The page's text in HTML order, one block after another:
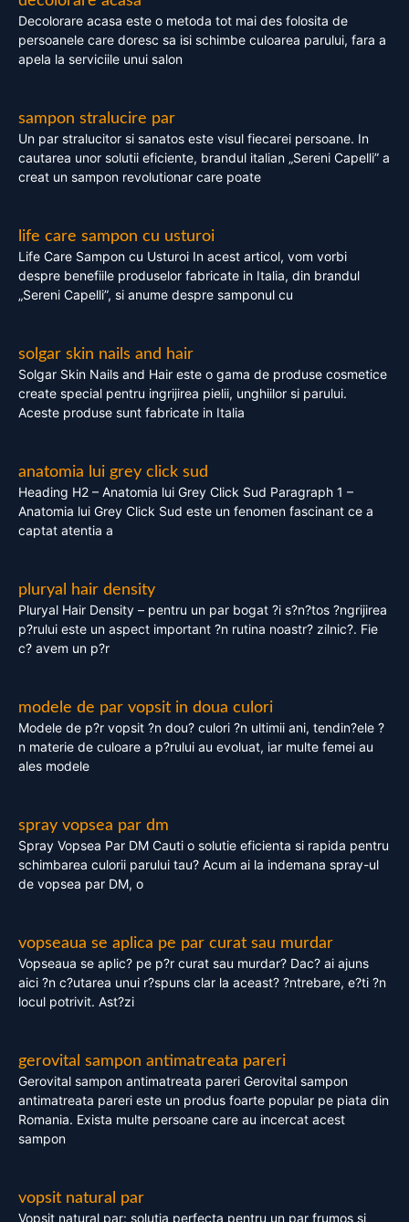
Decolorare acasa este o metoda tot mai des folosita de
persoanele care doresc sa isi schimbe culoarea parului, fara a
apela la serviciile unui salon
sampon stralucire par
Un par stralucitor si sanatos este visul fiecarei persoane. In
cautarea unor solutii eficiente, brandul italian „Sereni Capelli” a
creat un sampon revolutionar care poate
life care sampon cu usturoi
Life Care Sampon cu Usturoi In acest articol, vom vorbi
despre benefiile produselor fabricate in Italia, din brandul
„Sereni Capelli”, si anume despre samponul cu
solgar skin nails and hair
Solgar Skin Nails and Hair este o gama de produse cosmetice
create special pentru ingrijirea pielii, unghiilor si parului.
Aceste produse sunt fabricate in Italia
anatomia lui grey click sud
Heading H2 – Anatomia lui Grey Click Sud Paragraph 1 –
Anatomia lui Grey Click Sud este un fenomen fascinant ce a
captat atentia a
pluryal hair density
Pluryal Hair Density – pentru un par bogat ?i s?n?tos ?ngrijirea
p?rului este un aspect important ?n rutina noastr? zilnic?. Fie
c? avem un p?r
modele de par vopsit in doua culori
Modele de p?r vopsit ?n dou? culori ?n ultimii ani, tendin?ele ?
n materie de culoare a p?rului au evoluat, iar multe femei au
ales modele
spray vopsea par dm
Spray Vopsea Par DM Cauti o solutie eficienta si rapida pentru
schimbarea culorii parului tau? Acum ai la indemana spray-ul
de vopsea par DM, o
vopseaua se aplica pe par curat sau murdar
Vopseaua se aplic? pe p?r curat sau murdar? Dac? ai ajuns
aici ?n c?utarea unui r?spuns clar la aceast? ?ntrebare, e?ti ?n
locul potrivit. Ast?zi
gerovital sampon antimatreata pareri
Gerovital sampon antimatreata pareri Gerovital sampon
antimatreata pareri este un produs foarte popular pe piata din
Romania. Exista multe persoane care au incercat acest
sampon
vopsit natural par
Vopsit natural par: solutia perfecta pentru un par frumos si